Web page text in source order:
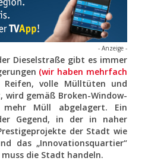
- Anzeige -
Dieselstraße gibt es immer
(wir haben mehrfach
volle Mülltüten und
wird gemäß Broken-Window-
Müll abgelagert. Ein
Gegend, in der in naher
der Stadt wie
das „Innovationsquartier“
die Stadt handeln.